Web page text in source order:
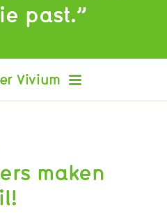
past.”
Vivium
Publicaties
Agenda
maken